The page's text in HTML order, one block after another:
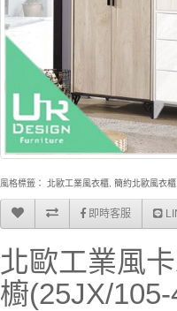
風格標籤： 北歐工業風衣櫃 簡約北歐風衣櫃
即時客服
北歐工業風
櫥(25JX/105-